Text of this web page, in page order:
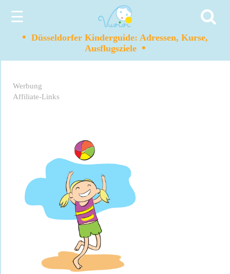
☰
• Düsseldorfer Kinderguide: Adressen, Kurse,
Ausflugsziele •
Werbung
Affiliate-Links